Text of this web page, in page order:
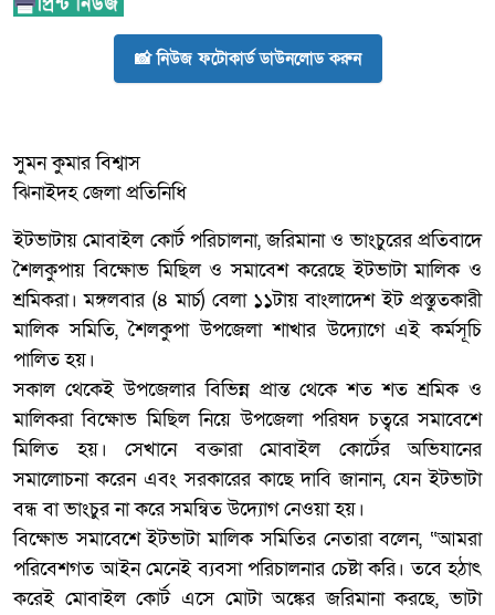
📸 নিউজ ফটোকার্ড ডাউনলোড করুন
সুমন কুমার বিশ্বাস
ঝিনাইদহ জেলা প্রতিনিধি
ইটভাটায় মোবাইল কোর্ট পরিচালনা, জরিমানা ও ভাংচুরের প্রতিবাদে
শৈলকুপায় বিক্ষোভ মিছিল ও সমাবেশ করেছে ইটভাটা মালিক ও
শ্রমিকরা। মঙ্গলবার (৪ মার্চ) বেলা ১১টায় বাংলাদেশ ইট প্রস্তুতকারী
মালিক সমিতি, শৈলকুপা উপজেলা শাখার উদ্যোগে এই কর্মসূচি
পালিত হয়।
সকাল থেকেই উপজেলার বিভিন্ন প্রান্ত থেকে শত শত শ্রমিক ও
মালিকরা বিক্ষোভ মিছিল নিয়ে উপজেলা পরিষদ চত্বরে সমাবেশে
মিলিত হয়। সেখানে বক্তারা মোবাইল কোর্টের অভিযানের
সমালোচনা করেন এবং সরকারের কাছে দাবি জানান, যেন ইটভাটা
বন্ধ বা ভাংচুর না করে সমন্বিত উদ্যোগ নেওয়া হয়।
বিক্ষোভ সমাবেশে ইটভাটা মালিক সমিতির নেতারা বলেন, “আমরা
পরিবেশগত আইন মেনেই ব্যবসা পরিচালনার চেষ্টা করি। তবে হঠাৎ
করেই মোবাইল কোর্ট এসে মোটা অঙ্কের জরিমানা করছে, ভাটা